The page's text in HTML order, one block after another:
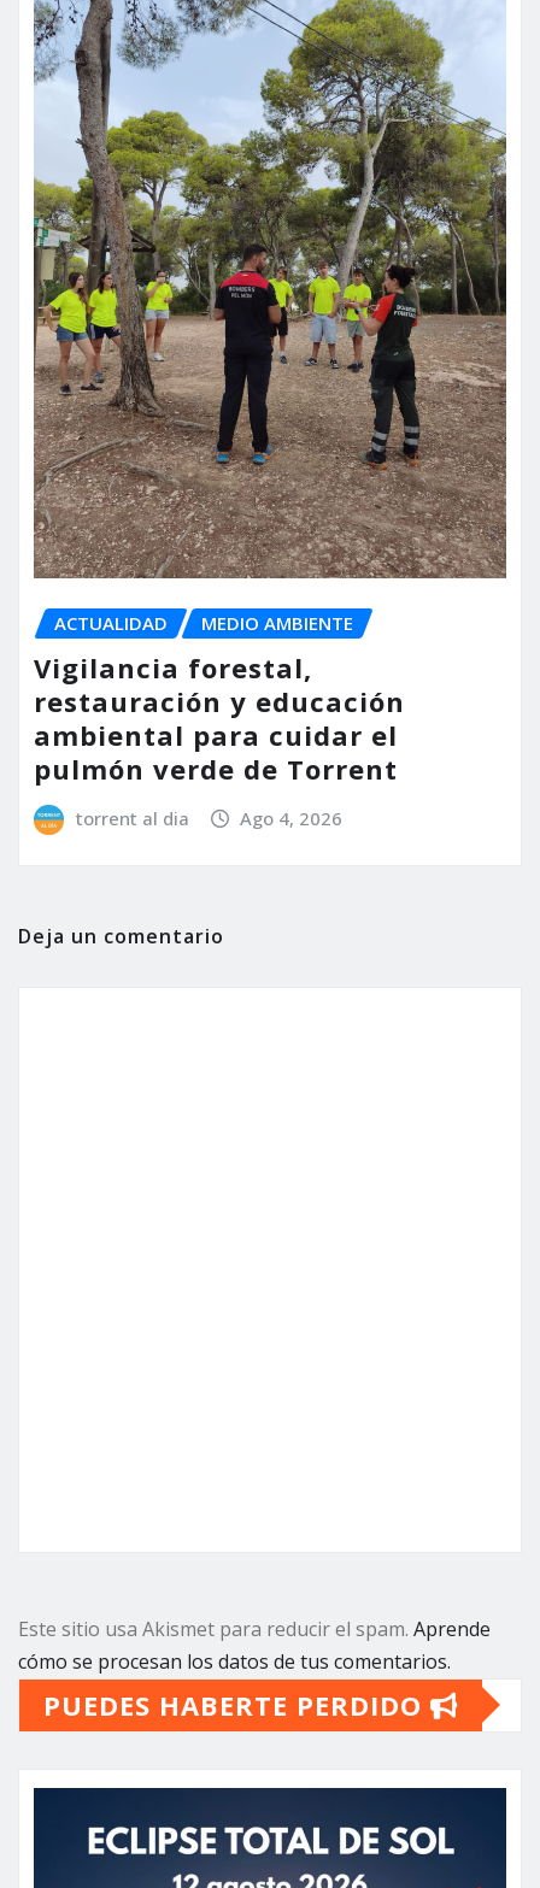
ACTUALIDAD MEDIO AMBIENTE
Vigilancia forestal,
restauración y educación
ambiental para cuidar el
pulmón verde de Torrent
torrent al dia Ago 4, 2026
Deja un comentario
Este sitio usa Akismet para reducir el spam. Aprende
cómo se procesan los datos de tus comentarios.
PUEDES HABERTE PERDIDO